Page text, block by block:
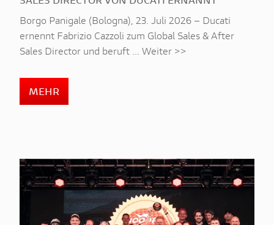
Borgo Panigale (Bologna), 23. Juli 2026 – Ducati
ernennt Fabrizio Cazzoli zum Global Sales & After
Sales Director und beruft ... Weiter >>
MEHR